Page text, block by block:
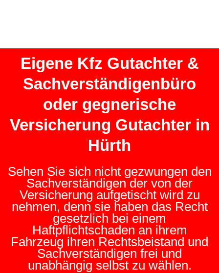
Eigene Kfz Gutachter &
Sachverständigenbüro
oder gegnerische
Versicherung Gutachter in
Hürth
Sehen Sie sich nicht gezwungen den
Sachverständigen der von der
Versicherung aufgetischt wird zu
nehmen, denn sie haben das Recht
gesetzlich bei einem
Haftpflichtschaden an ihrem
Fahrzeug ihren Rechtsbeistand und
Sachverständigen frei und
unabhängig selbst zu wählen.